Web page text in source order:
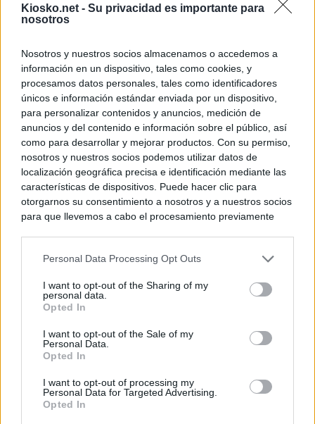
Kiosko.net - Su privacidad es importante para
nosotros
Nosotros y nuestros socios almacenamos o accedemos a
información en un dispositivo, tales como cookies, y
procesamos datos personales, tales como identificadores
únicos e información estándar enviada por un dispositivo,
para personalizar contenidos y anuncios, medición de
anuncios y del contenido e información sobre el público, así
como para desarrollar y mejorar productos. Con su permiso,
nosotros y nuestros socios podemos utilizar datos de
localización geográfica precisa e identificación mediante las
características de dispositivos. Puede hacer clic para
otorgarnos su consentimiento a nosotros y a nuestros socios
para que llevemos a cabo el procesamiento previamente
negar su consentimiento. Tenga en cuenta que algún
de su consentimiento, pero usted tiene el derecho de
rechazar tal procesamiento. Sus preferencias se aplicarán
cualquier momento entrando de nuevo en este sitio web o
visitando nuestra política de privacidad.
Personal Data Processing Opt Outs
I want to opt-out of the Sharing of my
personal data.
Opted In
I want to opt-out of the Sale of my
Personal Data.
Opted In
I want to opt-out of processing my
Personal Data for Targeted Advertising.
Opted In